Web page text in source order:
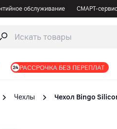
обслуживание СМАРТ-сервис
РАССРОЧКА БЕЗ ПЕРЕПЛАТ
Чехлы Чехол Bingo